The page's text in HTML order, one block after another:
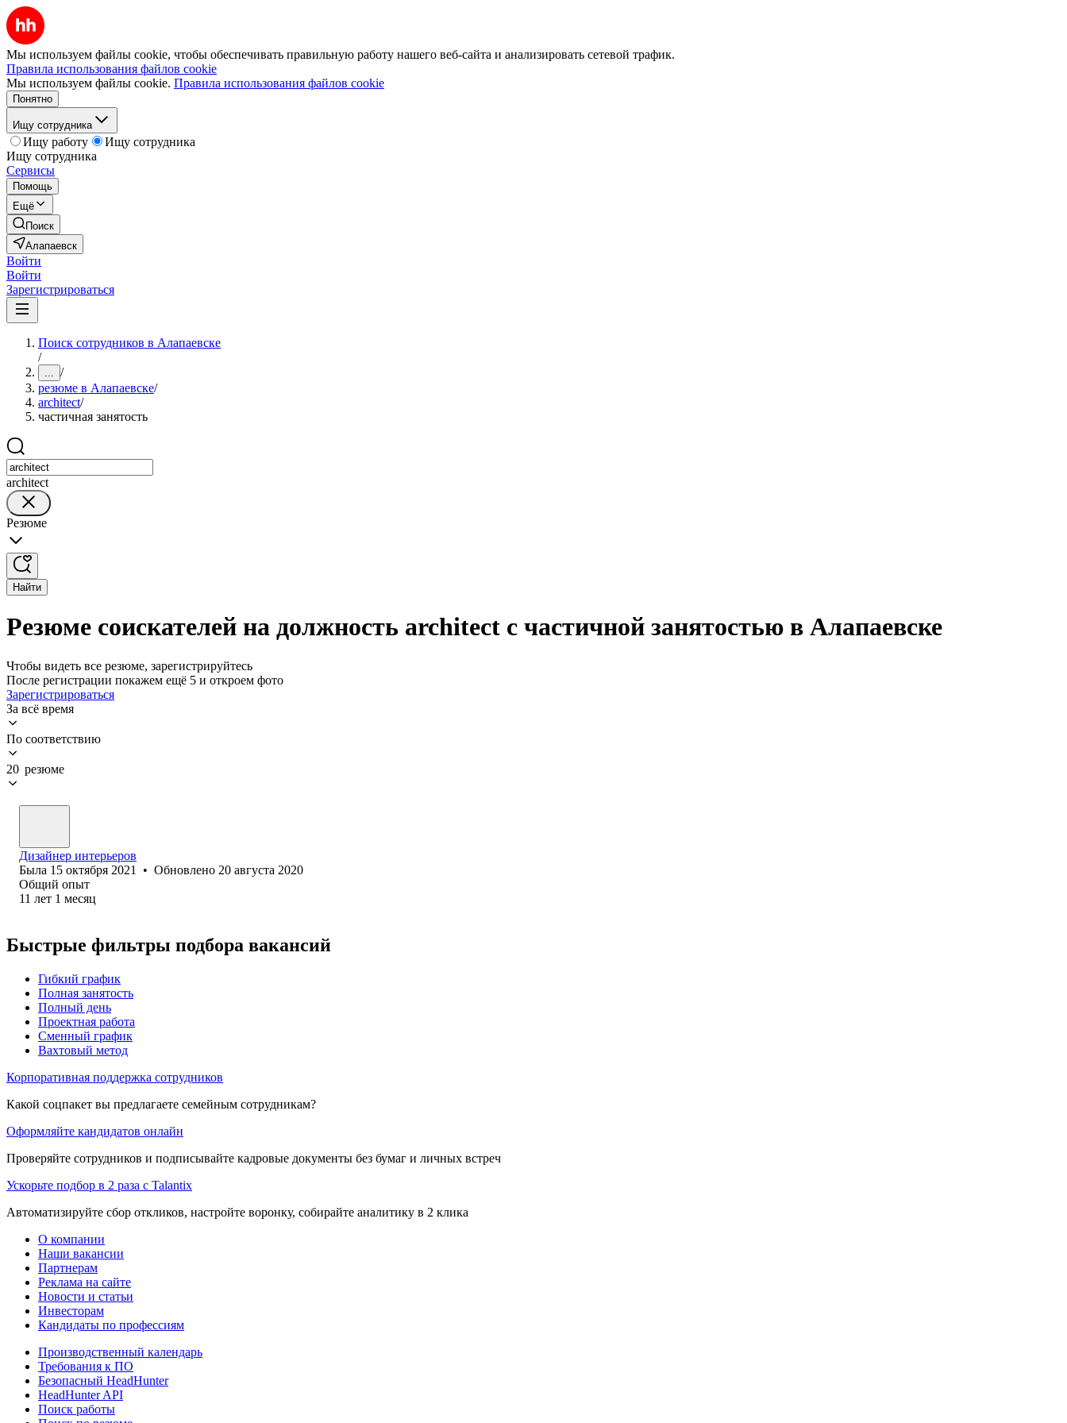
Мы используем файлы cookie, чтобы обеспечивать правильную работу нашего веб-сайта и анализировать сетевой трафик.
Правила использования файлов cookie
Мы используем файлы cookie. Правила использования файлов cookie
Понятно
Ищу сотрудника
Ищу работу
Ищу сотрудника
Ищу сотрудника
Сервисы
Помощь
Ещё
Поиск
Алапаевск
Войти
Войти
Зарегистрироваться
Поиск сотрудников в Алапаевске
/
... /
резюме в Алапаевске/
architect/
частичная занятость
architect
Резюме
Найти
Резюме соискателей на должность architect с частичной занятостью в Алапаевске
Чтобы видеть все резюме, зарегистрируйтесь
После регистрации покажем ещё 5 и откроем фото
Зарегистрироваться
За всё время
По соответствию
20 резюме
Дизайнер интерьеров
Была 15 октября 2021 • Обновлено 20 августа 2020
Общий опыт
11 лет 1 месяц
Быстрые фильтры подбора вакансий
Гибкий график
Полная занятость
Полный день
Проектная работа
Сменный график
Вахтовый метод
Корпоративная поддержка сотрудников
Какой соцпакет вы предлагаете семейным сотрудникам?
Оформляйте кандидатов онлайн
Проверяйте сотрудников и подписывайте кадровые документы без бумаг и личных встреч
Ускорьте подбор в 2 раза с Talantix
Автоматизируйте сбор откликов, настройте воронку, собирайте аналитику в 2 клика
О компании
Наши вакансии
Партнерам
Реклама на сайте
Новости и статьи
Инвесторам
Кандидаты по профессиям
Производственный календарь
Требования к ПО
Безопасный HeadHunter
HeadHunter API
Поиск работы